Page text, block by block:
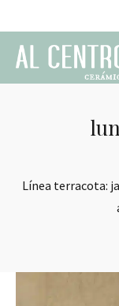
Línea terracota: